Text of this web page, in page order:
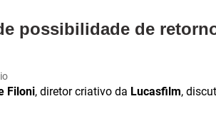
possibilidade de
Filoni, diretor criativo da Lucasfilm,